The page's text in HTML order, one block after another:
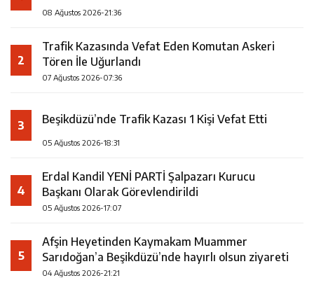
08 Ağustos 2026-21:36
2
Trafik Kazasında Vefat Eden Komutan Askeri
Tören İle Uğurlandı
07 Ağustos 2026-07:36
3 Beşikdüzü’nde Trafik Kazası 1 Kişi Vefat Etti
05 Ağustos 2026-18:31
4
Erdal Kandil YENİ PARTİ Şalpazarı Kurucu
Başkanı Olarak Görevlendirildi
05 Ağustos 2026-17:07
5
Afşin Heyetinden Kaymakam Muammer
Sarıdoğan’a Beşikdüzü’nde hayırlı olsun ziyareti
04 Ağustos 2026-21:21